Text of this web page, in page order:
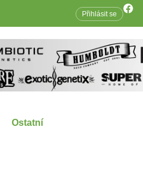
Přihlásit se
Ostatní